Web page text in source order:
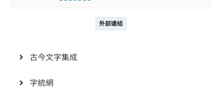
外部連結
古今文字集成
字統網